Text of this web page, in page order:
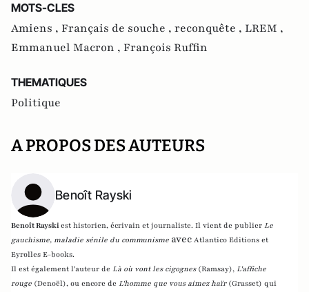
MOTS-CLES
Amiens , Français de souche , reconquête , LREM ,
Emmanuel Macron , François Ruffin
THEMATIQUES
Politique
A PROPOS DES AUTEURS
Benoît Rayski
Benoît Rayskiest historien, écrivain et journaliste. Il vient de publier Le
gauchisme, maladie sénile du communisme avec Atlantico Editions et
Eyrolles E-books.
Il est également l'auteur de Là où vont les cigognes (Ramsay), L'affiche
rouge (Denoël), ou encore de L'homme que vous aimez haïr (Grasset) qui